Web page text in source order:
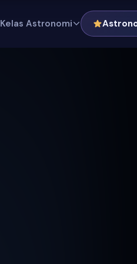
Kelas Astronomi